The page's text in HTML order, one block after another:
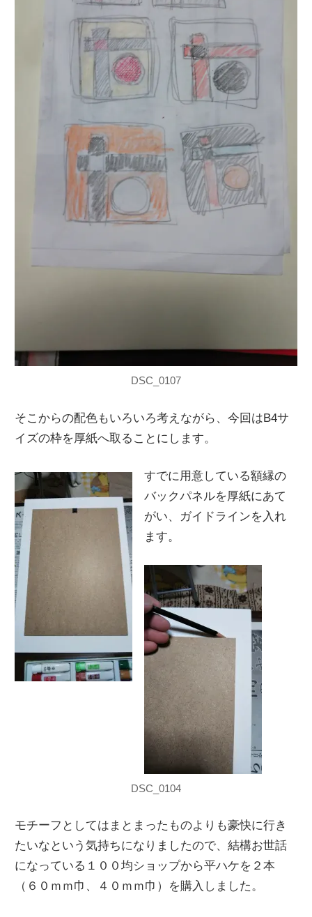
DSC_0107
そこからの配色もいろいろ考えながら、今回はB4サ
イズの枠を厚紙へ取ることにします。
すでに用意している額縁の
バックパネルを厚紙にあて
がい、ガイドラインを入れ
ます。
DSC_0104
モチーフとしてはまとまったものよりも豪快に行き
たいなという気持ちになりましたので、結構お世話
になっている１００均ショップから平ハケを２本
（６０ｍｍ巾、４０ｍｍ巾）を購入しました。